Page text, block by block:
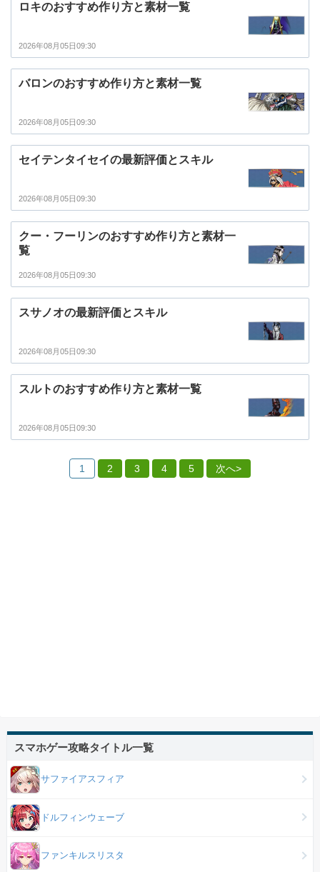
ロキのおすすめ作り方と素材一覧
2026年08月05日09:30
バロンのおすすめ作り方と素材一覧
2026年08月05日09:30
セイテンタイセイの最新評価とスキル
2026年08月05日09:30
クー・フーリンのおすすめ作り方と素材一
覧
2026年08月05日09:30
スサノオの最新評価とスキル
2026年08月05日09:30
スルトのおすすめ作り方と素材一覧
2026年08月05日09:30
1 2 3 4 5 次へ>
スマホゲー攻略タイトル一覧
サファイアスフィア
ドルフィンウェーブ
ファンキルスリスタ